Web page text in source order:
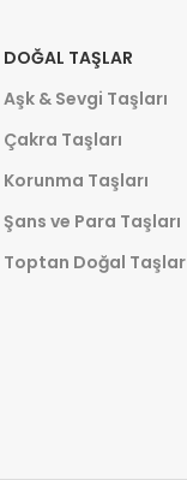
DOĞAL TAŞLAR
Aşk & Sevgi Taşları
Çakra Taşları
Korunma Taşları
Şans ve Para Taşları
Toptan Doğal Taşlar